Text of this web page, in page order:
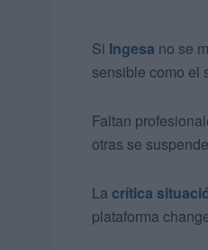
Si Ingesa no se
sensible como el
Faltan
otras se
La crítica
plataforma